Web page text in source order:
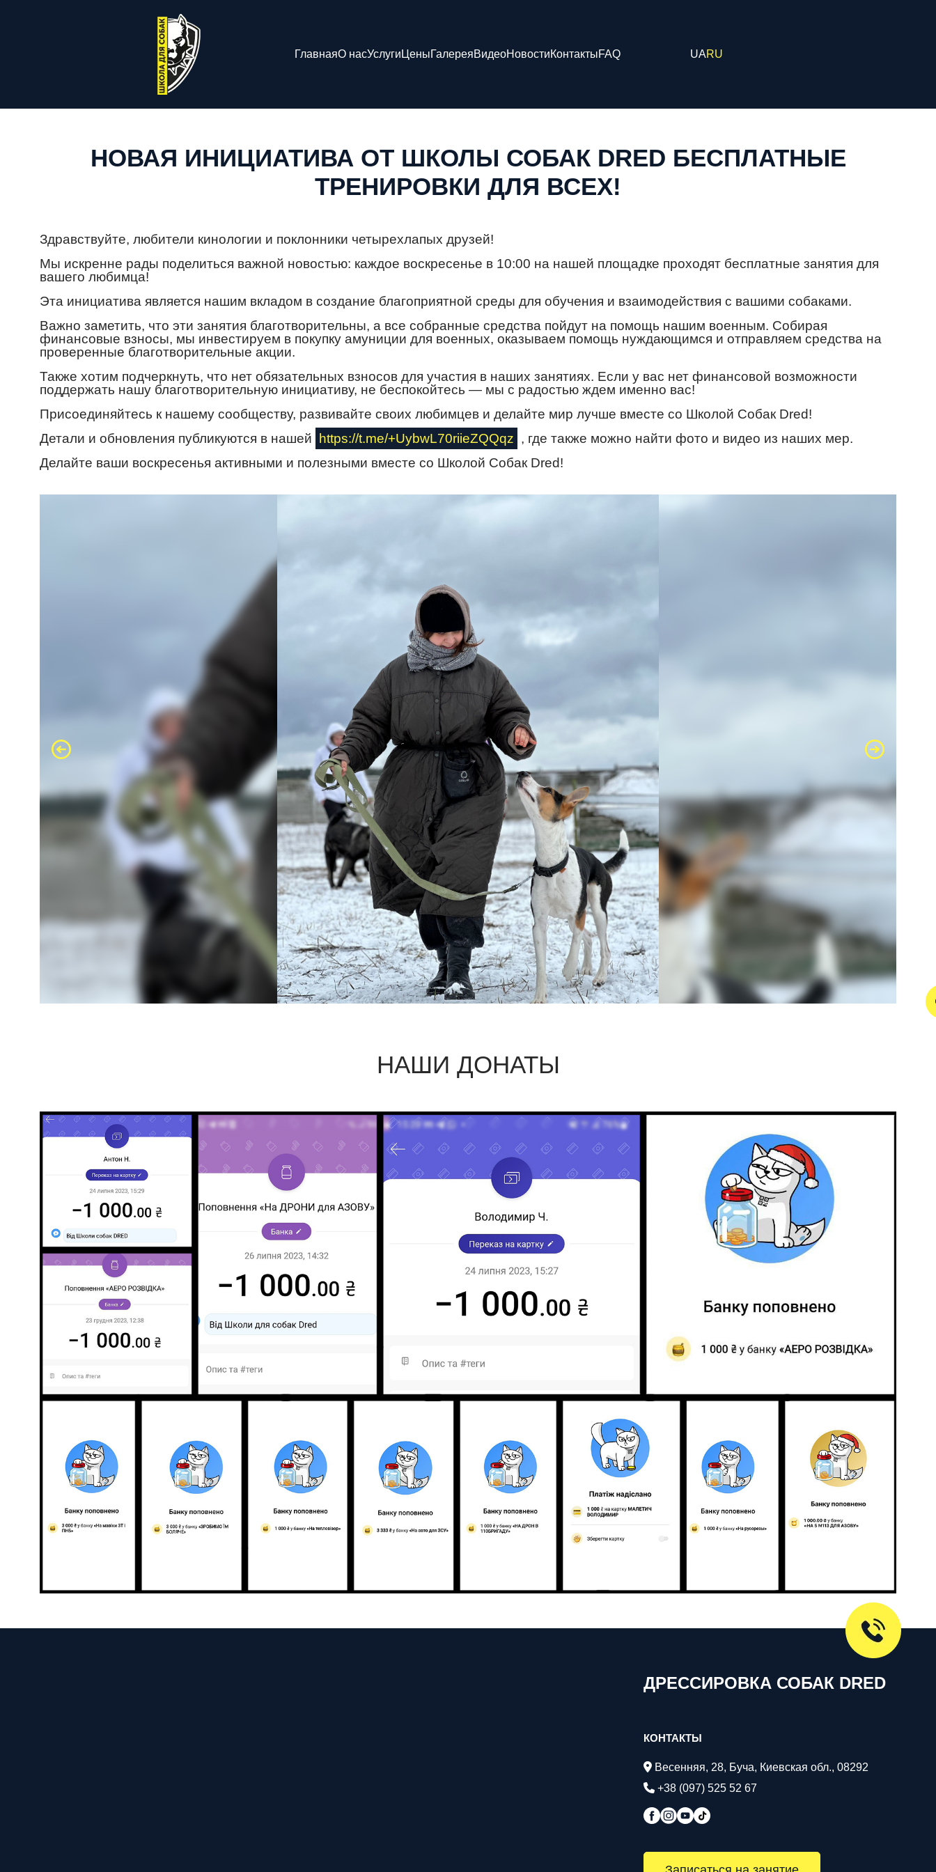
ГлавнаяО насУслуги ЦеныГалереяВидеоНовостиКонтактыFAQ UARU
НОВАЯ ИНИЦИАТИВА ОТ ШКОЛЫ СОБАК DRED БЕСПЛАТНЫЕ
ТРЕНИРОВКИ ДЛЯ ВСЕХ!
Здравствуйте, любители кинологии и поклонники четырехлапых друзей!
Мы искренне рады поделиться важной новостью: каждое воскресенье в 10:00 на нашей площадке проходят бесплатные занятия для
вашего любимца!
Эта инициатива является нашим вкладом в создание благоприятной среды для обучения и взаимодействия с вашими собаками.
Важно заметить, что эти занятия благотворительны, а все собранные средства пойдут на помощь нашим военным. Собирая
финансовые взносы, мы инвестируем в покупку амуниции для военных, оказываем помощь нуждающимся и отправляем средства на
проверенные благотворительные акции.
Также хотим подчеркнуть, что нет обязательных взносов для участия в наших занятиях. Если у вас нет финансовой возможности
поддержать нашу благотворительную инициативу, не беспокойтесь — мы с радостью ждем именно вас!
Присоединяйтесь к нашему сообществу, развивайте своих любимцев и делайте мир лучше вместе со Школой Собак Dred!
Детали и обновления публикуются в нашей
https://t.me/+UybwL70riieZQQqz , где также можно найти фото и видео из наших мер.
Делайте ваши воскресенья активными и полезными вместе со Школой Собак Dred!
НАШИ ДОНАТЫ
ДРЕССИРОВКА СОБАК DRED
КОНТАКТЫ
Весенняя, 28, Буча, Киевская обл., 08292
+38 (097) 525 52 67